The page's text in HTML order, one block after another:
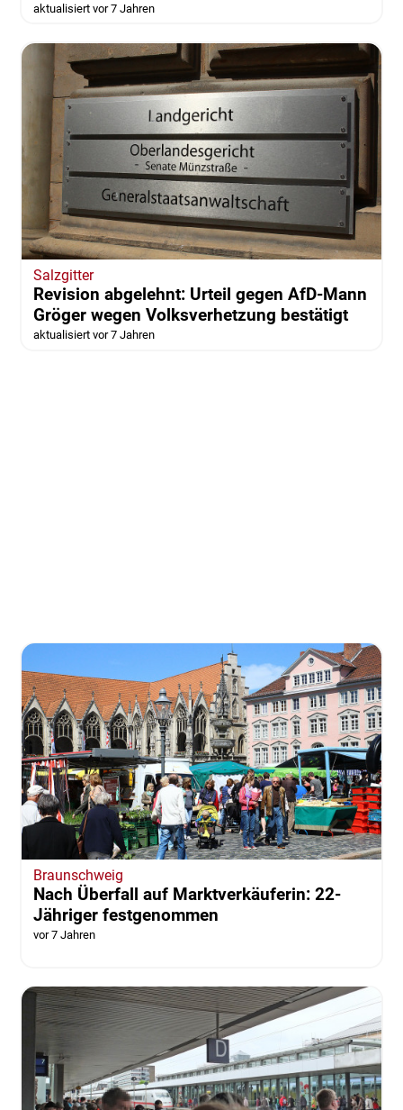
aktualisiert vor 7 Jahren
Salzgitter
Revision abgelehnt: Urteil gegen AfD-Mann
Gröger wegen Volksverhetzung bestätigt
aktualisiert vor 7 Jahren
Braunschweig
Nach Überfall auf Marktverkäuferin: 22-
Jähriger festgenommen
vor 7 Jahren